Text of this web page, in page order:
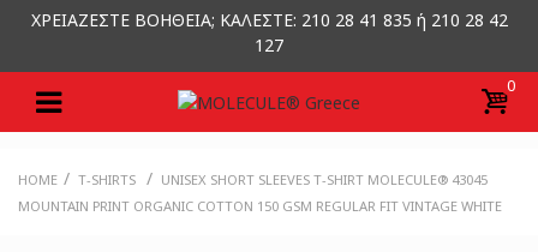
ΧΡΕΙΑΖΕΣΤΕ ΒΟΗΘΕΙΑ; ΚΑΛΕΣΤΕ: 210 28 41 835 ή 210 28 42
127
0
HOME / T-SHIRTS / UNISEX SHORT SLEEVES T-SHIRT MOLECULE® 43045
MOUNTAIN PRINT ORGANIC COTTON 150 GSM REGULAR FIT VINTAGE WHITE